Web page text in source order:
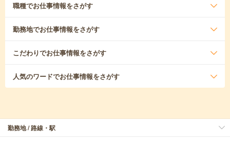
職種でお仕事情報をさがす
勤務地でお仕事情報をさがす
こだわりでお仕事情報をさがす
人気のワードでお仕事情報をさがす
勤務地 / 路線・駅